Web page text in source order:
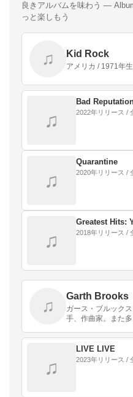
良きアルバムを味わう —
っと楽しもう
♫ Kid Rock
アメリカ / 1971年
♫
Bad
2022年リリース /
♫
Quarantine
2020年リリース /
♫
Greatest Hits:
2018年リリース /
♫
Garth Brooks
ガース・ブルック
手、作曲家。また
ム全てがアメリカ
のアー…
♫
LIVE LIVE
2023年リリース /